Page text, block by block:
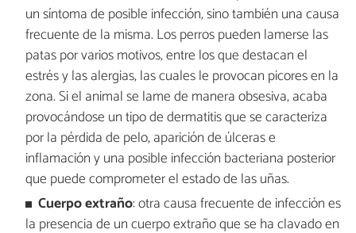
un síntoma de posible infección, sino también una causa
frecuente de la misma. Los perros pueden lamerse las
patas por varios motivos, entre los que destacan el
estrés y las alergias, las cuales le provocan picores en la
zona. Si el animal se lame de manera obsesiva, acaba
provocándose un tipo de dermatitis que se caracteriza
por la pérdida de pelo, aparición de úlceras e
inflamación y una posible infección bacteriana posterior
que puede comprometer el estado de las uñas.
Cuerpo extraño: otra causa frecuente de infección es
la presencia de un cuerpo extraño que se ha clavado en